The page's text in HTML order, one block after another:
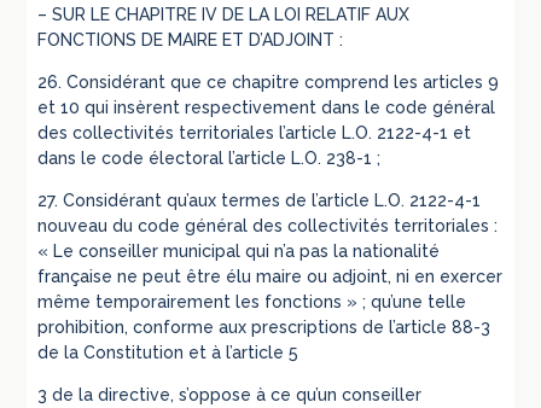
– SUR LE CHAPITRE IV DE LA LOI RELATIF AUX
FONCTIONS DE MAIRE ET D’ADJOINT :
26. Considérant que ce chapitre comprend les articles 9
et 10 qui insèrent respectivement dans le code général
des collectivités territoriales l’article L.O. 2122-4-1 et
dans le code électoral l’article L.O. 238-1 ;
27. Considérant qu’aux termes de l’article L.O. 2122-4-1
nouveau du code général des collectivités territoriales :
« Le conseiller municipal qui n’a pas la nationalité
française ne peut être élu maire ou adjoint, ni en exercer
même temporairement les fonctions » ; qu’une telle
prohibition, conforme aux prescriptions de l’article 88-3
de la Constitution et à l’article 5
3 de la directive, s’oppose à ce qu’un conseiller